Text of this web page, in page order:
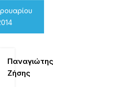
Παναγιώτης
Ζήσης